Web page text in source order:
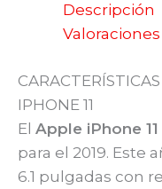
Descripción
Valoraciones
IPHONE 11
El Apple iPhone 11
para el 2019. Este
6.1 pulgadas con